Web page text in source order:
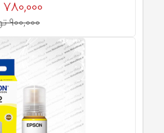
780,000
900,000 تومان